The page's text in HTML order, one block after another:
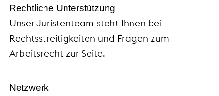
Rechtliche Unterstützung
Unser Juristenteam steht Ihnen bei
Rechtsstreitigkeiten und Fragen zum
Arbeitsrecht zur Seite.
Netzwerk